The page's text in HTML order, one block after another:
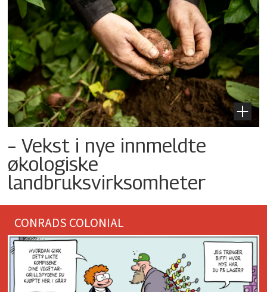
– Vekst i nye innmeldte
økologiske
landbruksvirksomheter
CONRADS COLONIAL